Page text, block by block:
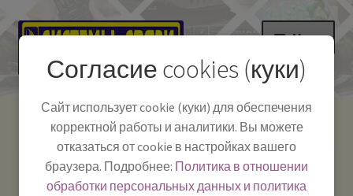
Перейти
навигации
Перейти
содержимому
Меню
Как пользоваться
Системы Связи:
г. Красноярск, ул.
Телефон:+7-
391-249-1040
Согласие cookies (куки)
Сайт использует cookie (куки) для обеспечения
корректной работы и аналитики. Вы можете
отказаться от cookie в настройках вашего
браузера. Подробнее: Политика в отношении
обработки персональных данных и политика